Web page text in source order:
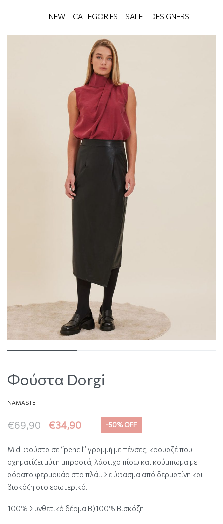
NEW CATEGORIES SALE DESIGNERS
Φούστα Dorgi
NAMASTE
€69,90 €34,90 -50% OFF
Midi φούστα σε “pencil” γραμμή με πένσες, κρουαζέ που
σχηματίζει μύτη μπροστά, λάστιχο πίσω και κούμπωμα με
αόρατο φερμουάρ στο πλάι. Σε ύφασμα από δερματίνη και
βισκόζη στο εσωτερικό.
100% Συνθετικό δέρμα Β)100% Βισκόζη